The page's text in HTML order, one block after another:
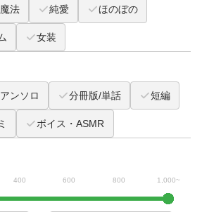
魔法 純愛 ほのぼの
女装
ンソロ 分冊版/単話 短編
ボイス・ASMR
400 600 800 1,000~